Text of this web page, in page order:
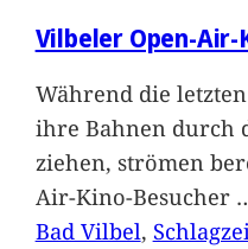
Vilbeler Open-
Während die
ihre Bahnen durch
ziehen, strömen
Air-Kino-Besucher
Bad Vilbel,